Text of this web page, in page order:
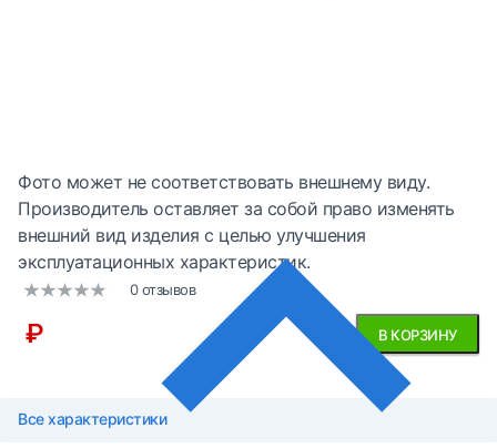
Фото может не соответствовать внешнему виду.
Производитель оставляет за собой право изменять
внешний вид изделия с целью улучшения
эксплуатационных характеристик.
0 отзывов
₽ В КОРЗИНУ
Все характеристики